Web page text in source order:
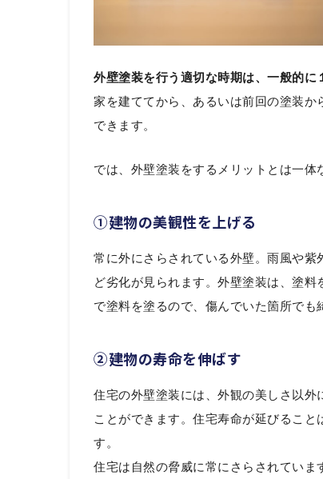
外壁塗装を行う適切な時期は、一般的に
家を建ててから、あるいは前回の塗装
できます。
では、外壁塗装をするメリットとは一体
①建物の美観性を上げる
常に外にさらされている外壁。雨風や
ど劣化が見られます。外壁塗装は、塗
で塗料を塗るので、傷んでいた箇所でも
②建物の寿命を伸ばす
住宅の外壁塗装には、外観の美しさ以
ことができます。住宅寿命が延びるこ
す。
住宅は自然の脅威に常にさらされていま